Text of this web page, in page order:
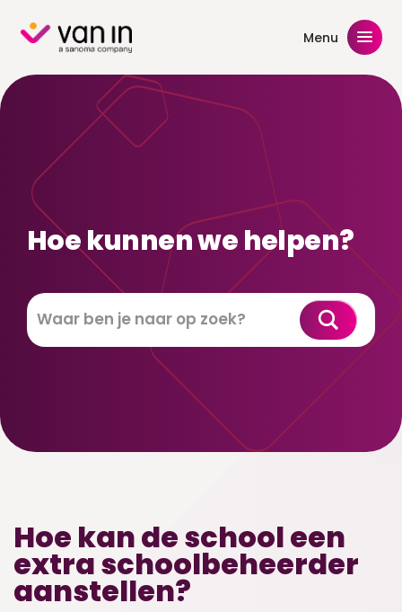
content Menu
Hoe kunnen we helpen?
Zoeken
Hoe kan de school een
extra schoolbeheerder
aanstellen?